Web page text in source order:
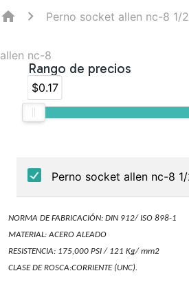
home Perno socket allen nc-8 1/2
allen nc-8
Rango de precios
$0.17
NORMA DE FABRICACIÓN: DIN 912/ ISO 898-1
MATERIAL: ACERO ALEADO
RESISTENCIA: 175,000 PSI / 121 Kg/ mm2
CLASE DE ROSCA:CORRIENTE (UNC).